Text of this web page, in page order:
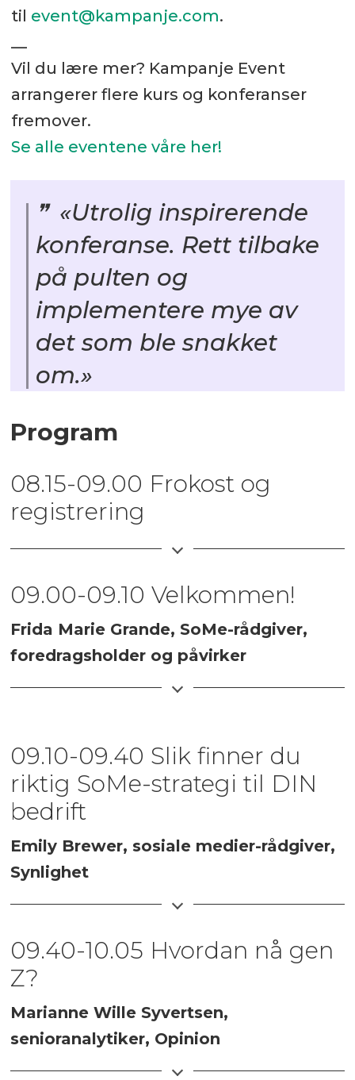
til event@kampanje.com.
Vil du lære mer? Kampanje Event
arrangerer flere kurs og konferanser
fremover.
Se alle eventene våre her!
«Utrolig inspirerende
konferanse. Rett tilbake
på pulten og
implementere mye av
det som ble snakket
om.»
Program
08.15-09.00 Frokost og
registrering
09.00-09.10 Velkommen!
Frida Marie Grande, SoMe-rådgiver,
foredragsholder og påvirker
09.10-09.40 Slik finner du
riktig SoMe-strategi til DIN
bedrift
Emily Brewer, sosiale medier-rådgiver,
Synlighet
Få oppskriften til hvordan du nailer
SoMe-strategien for din bedrift. Ved
hjelp av enkle oversikter og grep, vil du
bli tatt gjennom noen hovedpunkter
som vil hjelpe deg med å lande riktig
retning for deg og din bedrift, og
deretter få servert noen knep som
09.40-10.05 Hvordan nå gen
Z?
Marianne Wille Syvertsen,
senioranalytiker, Opinion